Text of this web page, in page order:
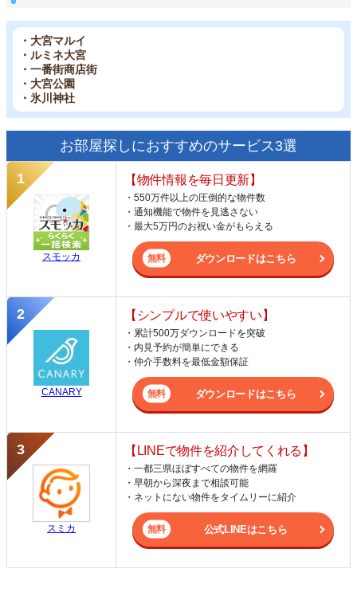
・大宮マルイ
・ルミネ大宮
・一番街商店街
・大宮公園
・氷川神社
お部屋探しにおすすめのサービス3選
スモッカ
【物件情報を毎日更新】
・550万件以上の圧倒的な物件数
・通知機能で物件を見逃さない
・最大5万円のお祝い金がもらえる
ダウンロードはこちら
CANARY
【シンプルで使いやすい】
・累計500万ダウンロードを突破
・内見予約が簡単にできる
・仲介手数料を最低金額保証
ダウンロードはこちら
スミカ
【LINEで物件を紹介してくれる】
・一都三県ほぼすべての物件を網羅
・早朝から深夜まで相談可能
・ネットにない物件をタイムリーに紹介
公式LINEはこちら